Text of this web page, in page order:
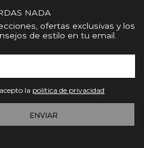
NADA
ofertas exclusivas y los
de estilo en tu email.
la política de privacidad
ENVIAR